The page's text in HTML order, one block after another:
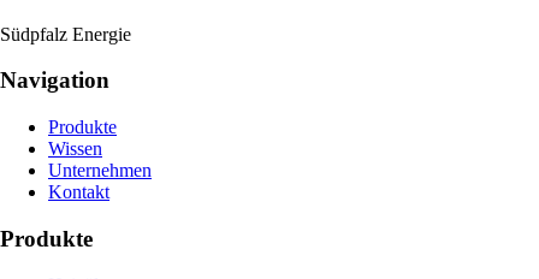
Südpfalz Energie
Navigation
Produkte
Wissen
Unternehmen
Kontakt
Produkte